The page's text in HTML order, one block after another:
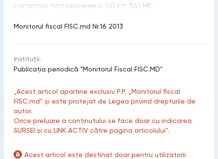
согласно положениям ч. (4) ст. 541 НК.
Monitorul fiscal FISC.md Nr.16 2013
Instituții:
Publicaţia periodică "Monitorul Fiscal FISC.MD"
„Acest articol aparține exclusiv P.P. „Monitorul fiscal
FISC.md” și este protejat de Legea privind drepturile de
autor.
Orice preluare a conținutului se face doar cu indicarea
SURSEI și cu LINK ACTIV către pagina articolului”.
Acest articol este destinat doar pentru utilizatorii